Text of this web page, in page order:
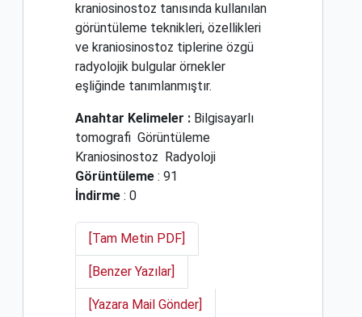
kraniosinostoz tanısında kullanılan
görüntüleme teknikleri, özellikleri
ve kraniosinostoz tiplerine özgü
radyolojik bulgular örnekler
eşliğinde tanımlanmıştır.
Anahtar Kelimeler : Bilgisayarlı
tomografi Görüntüleme
Kraniosinostoz
Radyoloji
Görüntüleme : 91
İndirme : 0
[Tam Metin PDF]
[Benzer Yazılar]
[Yazara Mail Gönder]